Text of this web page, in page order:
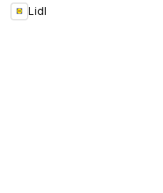
Lidl